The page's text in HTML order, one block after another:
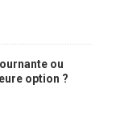
ou
option ?